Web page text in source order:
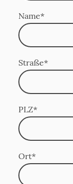
Name*
Straße*
PLZ*
Ort*